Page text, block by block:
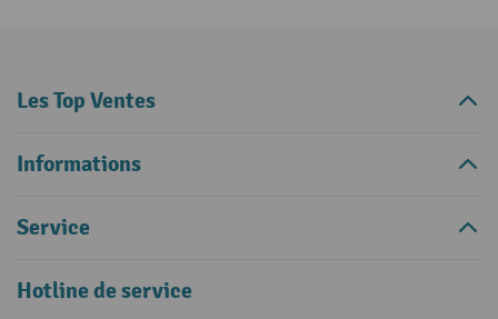
Les Top Ventes
Informations
Service
Hotline de service